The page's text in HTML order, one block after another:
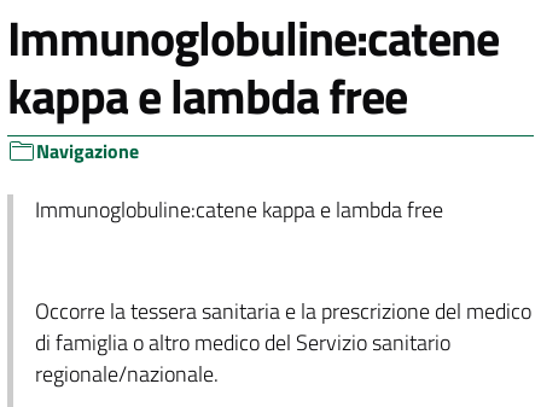
Immunoglobuline:catene
kappa e lambda free
Navigazione
Immunoglobuline:catene kappa e lambda free
Occorre la tessera sanitaria e la prescrizione del medico
di famiglia o altro medico del Servizio sanitario
regionale/nazionale.